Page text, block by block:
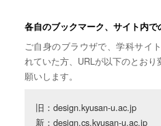
各自のブックマーク、サイト内
ご自身のブラウザで、学科サイ
れていた方、URLが以下のとお
願いします。
旧：design.kyusan-u.ac.jp
新：design.cs.kyusan-u.ac.jp